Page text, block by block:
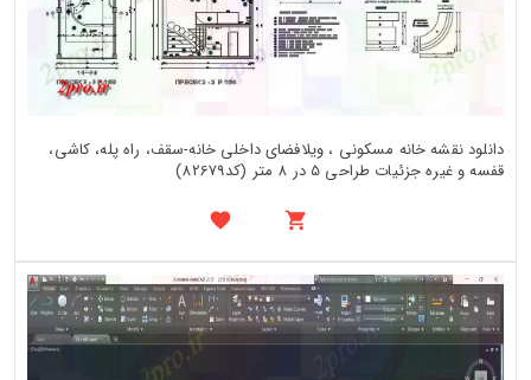
دانلود نقشه خانه مسکونی ، ویلافضای داخلی خانه-سقف، راه پله، کاشی،
قفسه و غیره جزئیات طراحی 5 در 8 متر (کد82679)